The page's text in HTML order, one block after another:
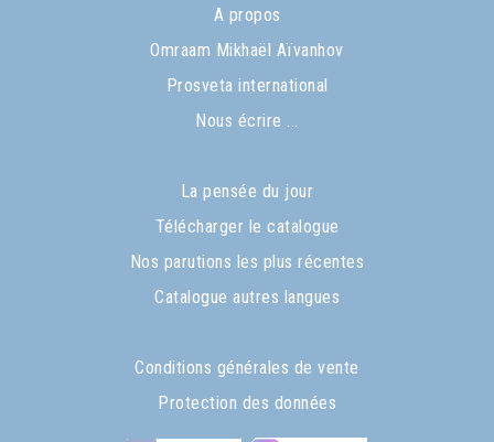
A propos
Omraam Mikhaël Aïvanhov
Prosveta international
Nous écrire ...
La pensée du jour
Télécharger le catalogue
Nos parutions les plus récentes
Catalogue autres langues
Conditions générales de vente
Protection des données